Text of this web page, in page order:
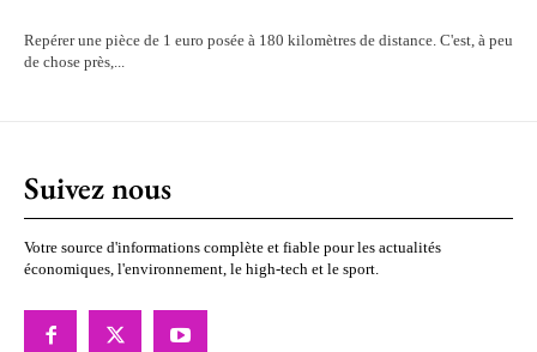
Repérer une pièce de 1 euro posée à 180 kilomètres de distance. C'est, à peu
de chose près,...
Suivez nous
Votre source d'informations complète et fiable pour les actualités
économiques, l'environnement, le high-tech et le sport.